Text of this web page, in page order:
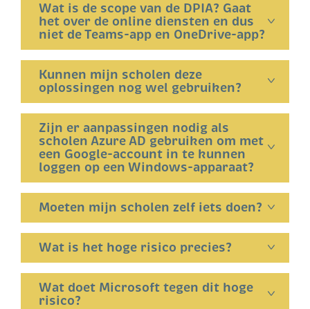
Wat is de scope van de DPIA? Gaat
het over de online diensten en dus
niet de Teams-app en OneDrive-app?
Kunnen mijn scholen deze
oplossingen nog wel gebruiken?
Zijn er aanpassingen nodig als
scholen Azure AD gebruiken om met
een Google-account in te kunnen
loggen op een Windows-apparaat?
Moeten mijn scholen zelf iets doen?
Wat is het hoge risico precies?
Wat doet Microsoft tegen dit hoge
risico?